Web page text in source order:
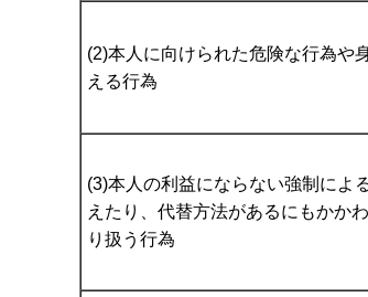
(2)本人に向けられた危険な行為や
える行為
(3)本人の利益にならない強制によ
えたり、代替方法があるにもかか
り扱う行為